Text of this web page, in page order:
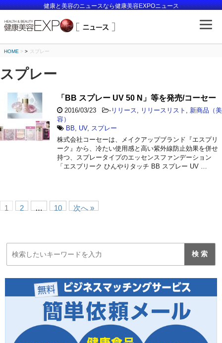
健康と美容のニュースなら健康美容EXPOニュース
HOME > スプレー
スプレー
「BB スプレー UV 50 N」等を発売/コーセー
2016/03/23 - リリース リリースリスト
新商品（美
容）
BB
UV, スプレー
株式会社コーセーは、メイクアップブランド『エスプリ
ーク』から、冷たい使用感と高い紫外線防止効果を併せ
持つ、スプレータイプのエッセンスファンデーション
「エスプリーク ひんやりタッチ BB スプレー UV …
1 2 … 10 次へ »